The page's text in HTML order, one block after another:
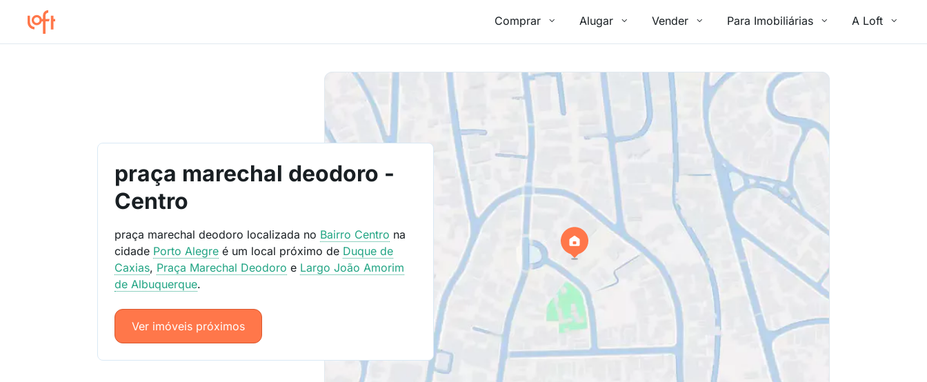
Comprar Alugar Vender Para Imobiliárias A Loft
praça marechal deodoro -
Centro
praça marechal deodoro localizada no Bairro Centro na
cidade Porto Alegre é um local próximo de Duque de
Caxias, Praça Marechal Deodoro e Largo João Amorim
de Albuquerque.
Ver imóveis próximos